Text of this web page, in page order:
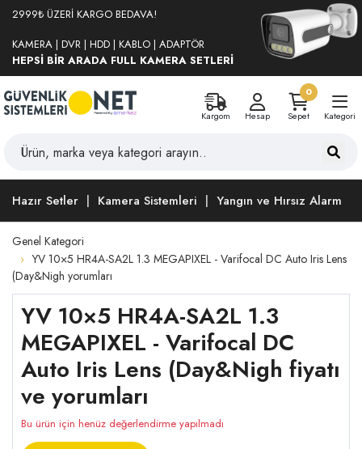
2999₺ ÜZERİ KARGO BEDAVA!
KAMERA | DVR | HDD | KABLO | ADAPTÖR
HEPSİ BİR ARADA FULL KAMERA SETLERİ
Kargom Hesap
0
Sepet
Kategori
Hazır Setler Kamera Sistemleri Yangın ve Hırsız Alarm
Genel Kategori
YV 10×5 HR4A-SA2L 1.3 MEGAPIXEL - Varifocal DC Auto Iris Lens
(Day&Nigh yorumları
YV 10×5 HR4A-SA2L 1.3
MEGAPIXEL - Varifocal DC
Auto Iris Lens (Day&Nigh fiyatı
ve yorumları
Bu ürün için henüz değerlendirme yapılmadı